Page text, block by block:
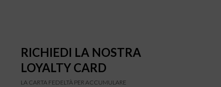
RICHIEDI LA NOSTRA
LOYALTY CARD
LA CARTA FEDELTÀ PER ACCUMULARE